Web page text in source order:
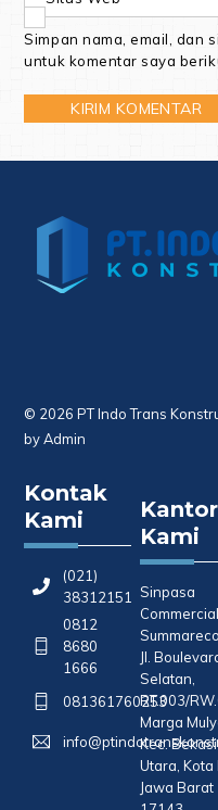
Simpan nama, email, dan
untuk komentar saya
© 2026 PT Indo Trans
by Admin
Kontak
Kami
(021)
38312151
0812
8680
1666
081361760253
Kantor
Kami
Sinpasa
Jl.
Selatan,
RT.003/
Marga
Kec. Bekasi
Utara, Kota
Jawa Barat